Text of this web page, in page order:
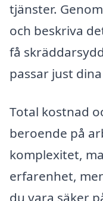
tjänster.
och beskriva
få
passar just
Total kostnad
beroende på
komplexitet,
erfarenhet,
du vara säker